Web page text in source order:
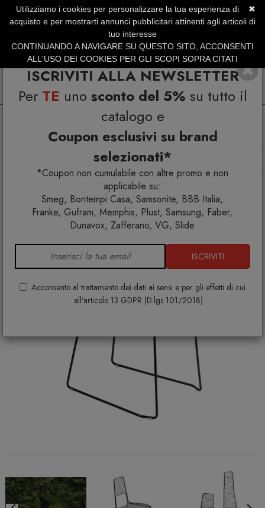
ISCRIVITI ALLA NEWSLETTER
Per TE uno sconto del 5% su tutto il
catalogo e
Coupon esclusivi su brand
selezionati*
*Coupon non cumulabile con altre promo e non
applicabile su:
Smeg, Bontempi Casa, Samsonite, BBB Italia,
Franke, Gufram, Memphis, Plust, Samsung, Faber,
Dunavox, Zafferano, VG, Slide
ISCRIVITI
Acconsento al trattamento dei dati ai sensi e per gli effetti di cui
all'articolo 13 GDPR (D.lgs 101/2018)
SERVIZIO CLIENTI +39.0773.470.562
SUMMER SALES | Fino al 31 Agosto
Arredo interno Sedie
✖
Utilizziamo i cookies per personalizzare la tua esperienza di
acquisto e per mostrarti annunci pubblicitari attinenti agli articoli di
tuo interesse
CONTINUANDO A NAVIGARE SU QUESTO SITO, ACCONSENTI
ALL'USO DEI COOKIES PER GLI SCOPI SOPRA CITATI